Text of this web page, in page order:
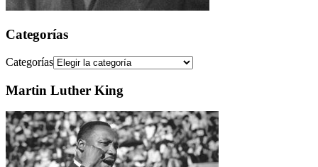
Categorías
Categorías
Martin Luther King